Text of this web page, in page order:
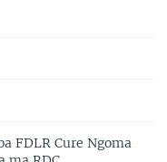
FDLR Cure Ngoma